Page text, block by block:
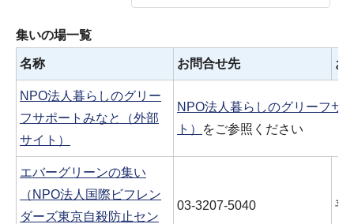
集いの場一覧
名称 お問合せ先 お
NPO法人暮らしのグリー
フサポートみなと（外部
サイト）
NPO法人暮らしのグリーフサ
ト）
をご参照ください
エバーグリーンの集い
（NPO法人国際ビフレン
ダーズ東京自殺防止セン
03-3207-5040 平